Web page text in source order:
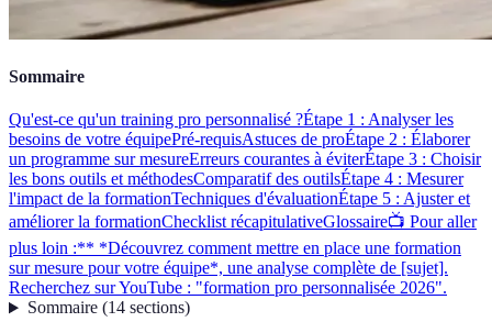
Sommaire
Qu'est-ce qu'un training pro personnalisé ?Étape 1 : Analyser les
besoins de votre équipePré-requisAstuces de proÉtape 2 : Élaborer
un programme sur mesureErreurs courantes à éviterÉtape 3 : Choisir
les bons outils et méthodesComparatif des outilsÉtape 4 : Mesurer
l'impact de la formationTechniques d'évaluationÉtape 5 : Ajuster et
améliorer la formationChecklist récapitulativeGlossaire📺 Pour aller
plus loin :** *Découvrez comment mettre en place une formation
sur mesure pour votre équipe*, une analyse complète de [sujet].
Recherchez sur YouTube : "formation pro personnalisée 2026".
Sommaire(14 sections)